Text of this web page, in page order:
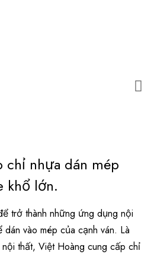
nhựa dán mép
khổ lớn.
trở thành những ứng dụng nội
vào mép của cạnh ván. Là
thất, Việt Hoàng cung cấp chỉ